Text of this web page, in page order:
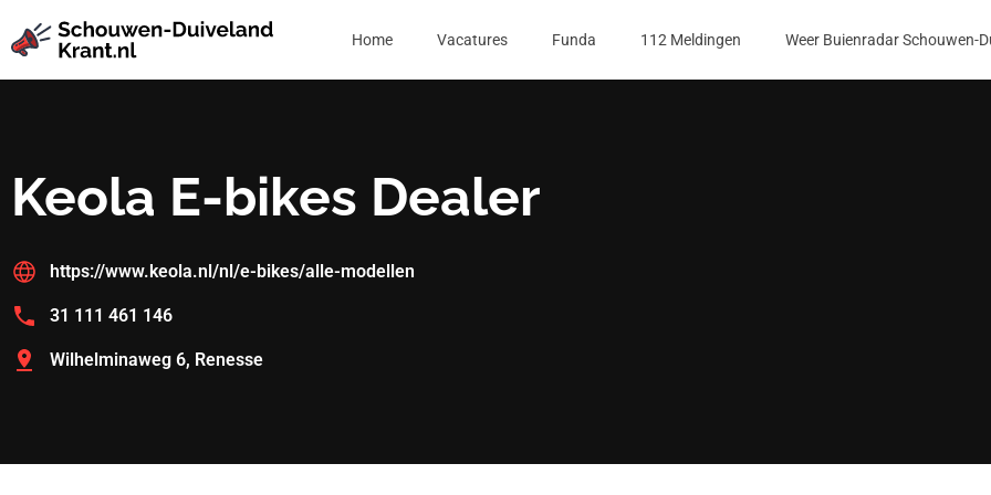
Home Vacatures Funda 112 Meldingen Weer Buienradar Schouwen-
Keola E-bikes Dealer
https://www.keola.nl/nl/e-bikes/alle-modellen
31 111 461 146
Wilhelminaweg 6, Renesse